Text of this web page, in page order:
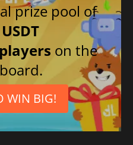
prize pool of
on the
WIN BIG!